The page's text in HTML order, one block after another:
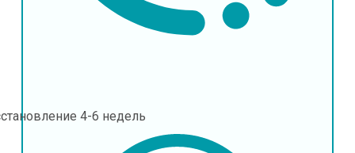
4-6 недель